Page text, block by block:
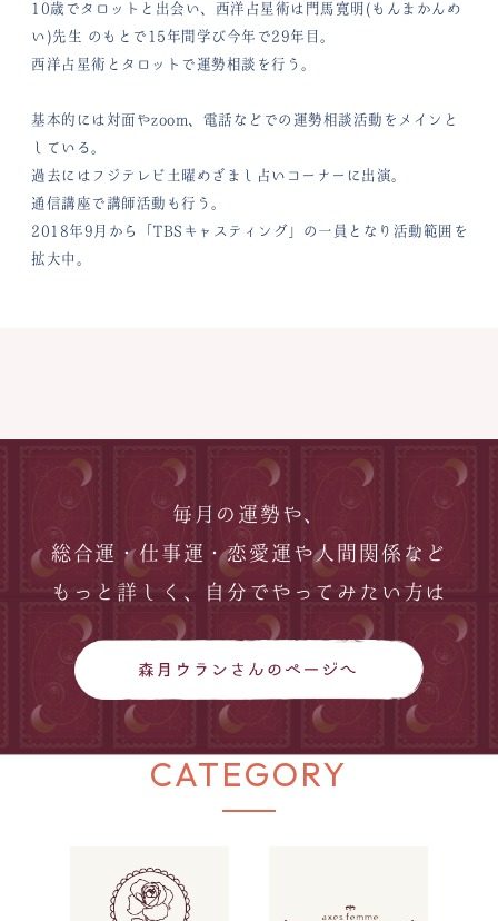
10歳でタロットと出会い、西洋占星術は門馬寛明(もんまかんめ
い)先生
のもとで15年間学び今年で29年目。
西洋占星術とタロットで運勢相談を行う。
基本的には対面やzoom、電話などでの運勢相談活動をメインと
している。
過去にはフジテレビ土曜めざまし占いコーナーに出演。
通信講座で講師活動も行う。
2018年9月から「TBSキャスティング」の一員となり活動範囲を
拡大中。
毎月の運勢や、
総合運・仕事運・恋愛運や人間関係など
もっと詳しく、自分でやってみたい方は
CATEGORY